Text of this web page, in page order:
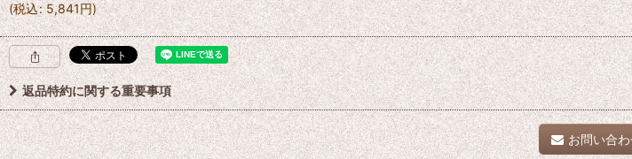
(税込: 5,841円)
返品特約に関する重要事項
お問い合